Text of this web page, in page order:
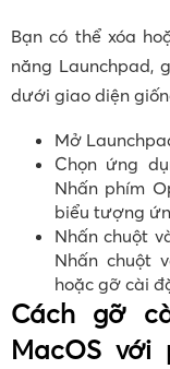
Bạn có thể xóa
năng Launchpad,
dưới giao diện
Mở
Chọn ứng
Nhấn phím
biểu tượng
Nhấn chuột
Nhấn chuột
hoặc gỡ cài
Cách gỡ
MacOS với